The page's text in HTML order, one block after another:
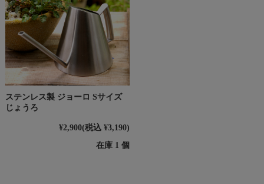
ステンレス製 ジョーロ Sサイズ
じょうろ
¥2,900(税込 ¥3,190)
在庫 1 個